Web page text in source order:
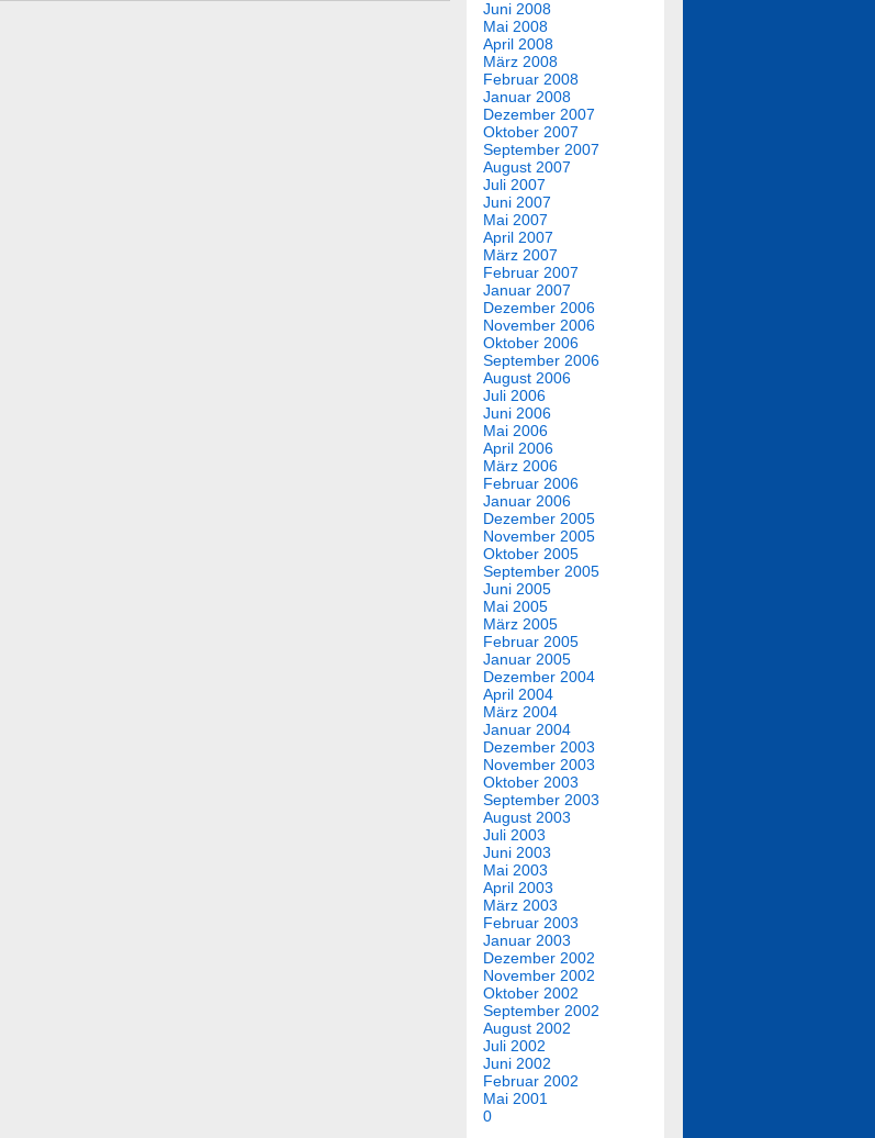
Juni 2008
Mai 2008
April 2008
März 2008
Februar 2008
Januar 2008
Dezember 2007
Oktober 2007
September 2007
August 2007
Juli 2007
Juni 2007
Mai 2007
April 2007
März 2007
Februar 2007
Januar 2007
Dezember 2006
November 2006
Oktober 2006
September 2006
August 2006
Juli 2006
Juni 2006
Mai 2006
April 2006
März 2006
Februar 2006
Januar 2006
Dezember 2005
November 2005
Oktober 2005
September 2005
Juni 2005
Mai 2005
März 2005
Februar 2005
Januar 2005
Dezember 2004
April 2004
März 2004
Januar 2004
Dezember 2003
November 2003
Oktober 2003
September 2003
August 2003
Juli 2003
Juni 2003
Mai 2003
April 2003
März 2003
Februar 2003
Januar 2003
Dezember 2002
November 2002
Oktober 2002
September 2002
August 2002
Juli 2002
Juni 2002
Februar 2002
Mai 2001
0